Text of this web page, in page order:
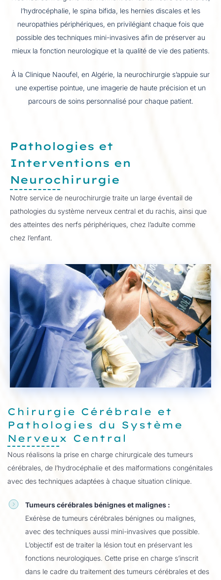
l’hydrocéphalie, le spina bifida, les hernies discales et les
neuropathies périphériques, en privilégiant chaque fois que
possible des techniques mini-invasives afin de préserver au
mieux la fonction neurologique et la qualité de vie des patients.
À la Clinique Naoufel, en Algérie, la neurochirurgie s’appuie sur
une expertise pointue, une imagerie de haute précision et un
parcours de soins personnalisé pour chaque patient.
Pathologies et
Interventions en
Neurochirurgie
Notre service de neurochirurgie traite un large éventail de
pathologies du système nerveux central et du rachis, ainsi que
des atteintes des nerfs périphériques, chez l’adulte comme
chez l’enfant.
Chirurgie Cérébrale et
Pathologies du Système
Nerveux Central
Nous réalisons la prise en charge chirurgicale des tumeurs
cérébrales, de l’hydrocéphalie et des malformations congénitales
avec des techniques adaptées à chaque situation clinique.
Tumeurs cérébrales bénignes et malignes :
Exérèse de tumeurs cérébrales bénignes ou malignes,
avec des techniques aussi mini-invasives que possible.
L’objectif est de traiter la lésion tout en préservant les
fonctions neurologiques. Cette prise en charge s’inscrit
dans le cadre du traitement des tumeurs cérébrales et des